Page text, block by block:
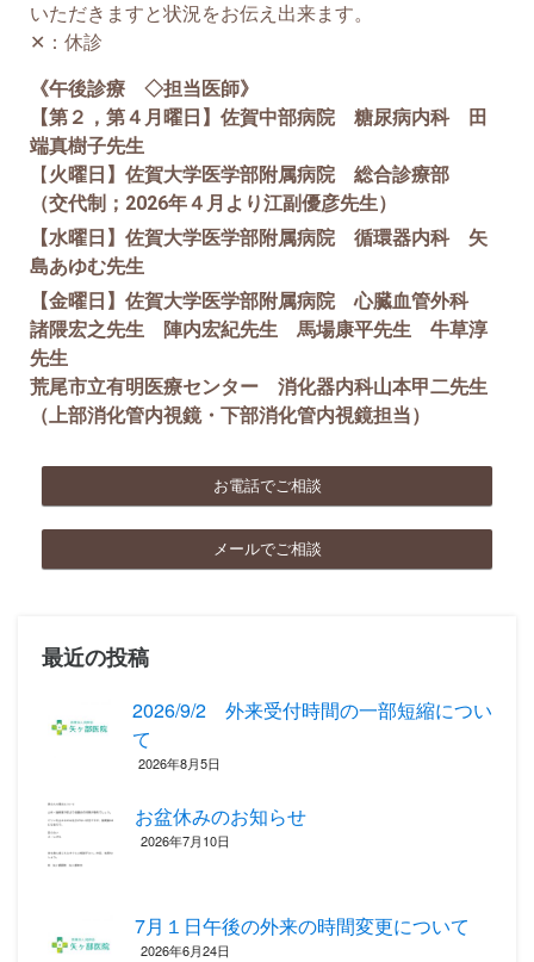
いただきますと状況をお伝え出来ます。
✕：休診
《午後診療 ◇担当医師》
【第２，第４月曜日】佐賀中部病院 糖尿病内科 田
端真樹子先生
【火曜日】佐賀大学医学部附属病院 総合診療部
（交代制；2026年４月より江副優彦先生）
【水曜日】佐賀大学医学部附属病院 循環器内科 矢
島あゆむ先生
【金曜日】佐賀大学医学部附属病院 心臓血管外科
諸隈宏之先生 陣内宏紀先生 馬場康平先生 牛草淳
先生
荒尾市立有明医療センター 消化器内科山本甲二先生
（上部消化管内視鏡・下部消化管内視鏡担当）
お電話でご相談
メールでご相談
最近の投稿
2026/9/2 外来受付時間の一部短縮につい
て
2026年8月5日
お盆休みのお知らせ
2026年7月10日
7月１日午後の外来の時間変更について
2026年6月24日